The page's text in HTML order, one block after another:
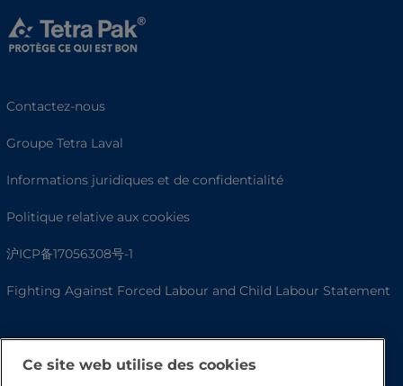
Contactez-nous
Groupe Tetra Laval
Informations juridiques et de confidentialité
Politique relative aux cookies
沪ICP备17056308号-1
Fighting Against Forced Labour and Child Labour Statement
Ce site web utilise des cookies